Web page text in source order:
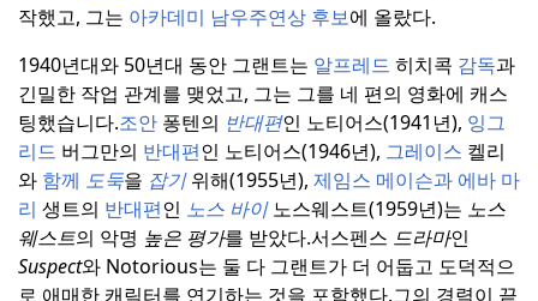
작했고, 그는 아카데미 남우주연상 후보에 올랐다.
1940년대와 50년대 동안 그랜트는 알프레드 히치콕 감독과
긴밀한 작업 관계를 맺었고, 그는 그를 네 편의 영화에 캐스
팅했습니다.조안 퐁텐의 반대편인 노티어스(1941년), 잉그
리드 버그만의 반대편인 노티어스(1946년), 그레이스 켈리
와 함께 도둑을 잡기위해(1955년), 제임스 메이슨과 에바 마
리 생트의 반대편인 노스 바이노스웨스트(1959년)는 노스
웨스트의 악명 높은 평가를 받았다.서스펜스 드라마인
Suspect와 Notorious는 둘 다 그랜트가 더 어둡고 도덕적으
로 애매한 캐릭터를 연기하는 것을 포함했다.그의 경력이 끝